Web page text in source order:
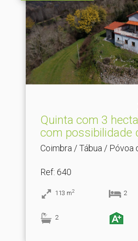
Quinta com 3
com possibilidade
Coimbra / Tábua / Póvoa
Ref: 640
113 m2 2
2